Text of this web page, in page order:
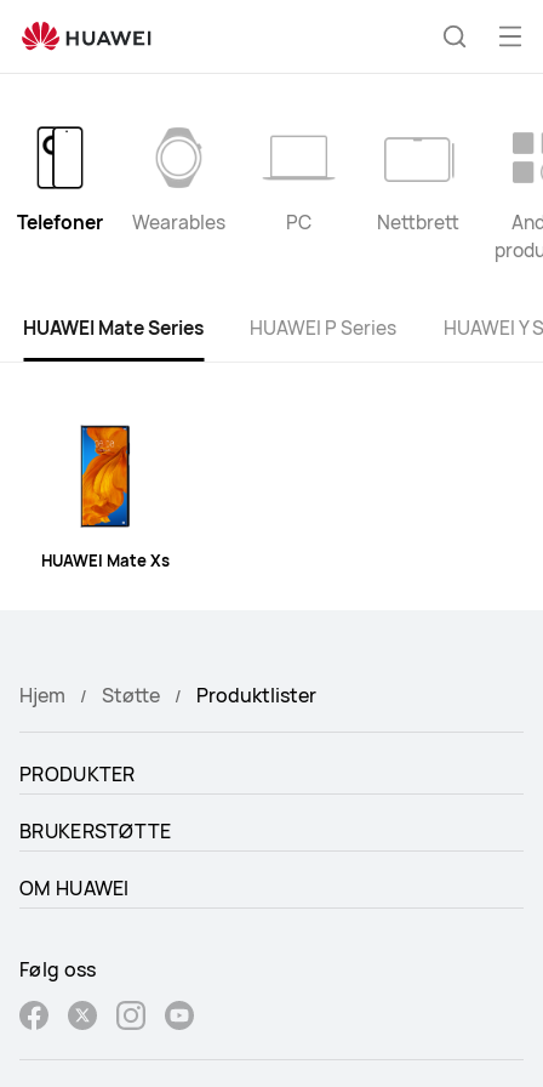
list
Telefoner Wearables PC Nettbrett
HUAWEI Mate Series HUAWEI P Series HUAWEI Y
HUAWEI Mate Xs
Hjem Støtte Produktlister
PRODUKTER
BRUKERSTØTTE
OM HUAWEI
Følg oss